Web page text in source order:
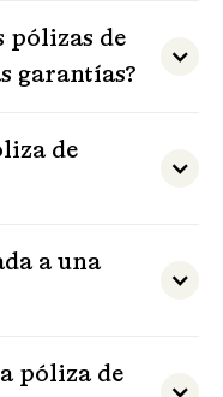
pólizas de
garantías?
de
a una
póliza de